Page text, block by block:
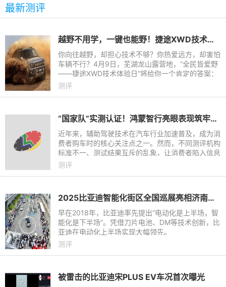
最新测评
越野不用学，一键也能野！捷途XWD技术体验日，硬核实力即将揭晓
你向往越野，却担心技术不够？你热爱远方，却害怕
车辆不行？4月9日，芜湖龙山露营地，“全民皆爱野
——捷途XWD技术体验日”将给你一个肯定的答案：
越野不用学，一键也能野。本次活动，捷途汽车将向
测评
“国家队”实测认证！鸿蒙智行亮眼表现筑牢辅助驾驶安全防线
近年来，辅助驾驶技术在汽车行业加速普及，成为消
费者购车时的核心关注点之一。然而，不同测评机构
标准不一、测试结果互斥的乱象，让消费者陷入信息
迷雾，难以判断究竟哪种辅助驾驶系统真正安全可
测评
2025比亚迪智能化街区全国巡展亮相济南｜让好技术人人可享
早在2018年，比亚迪率先提出“电动化是上半场，智
能化是下半场”。凭借刀片电池、DM等技术创新，比
亚迪在电动化上半场实现大幅领先。
测评
被雷击的比亚迪宋PLUS EV车况首次曝光